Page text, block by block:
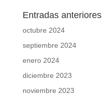
Entradas anteriores
octubre 2024
septiembre 2024
enero 2024
diciembre 2023
noviembre 2023